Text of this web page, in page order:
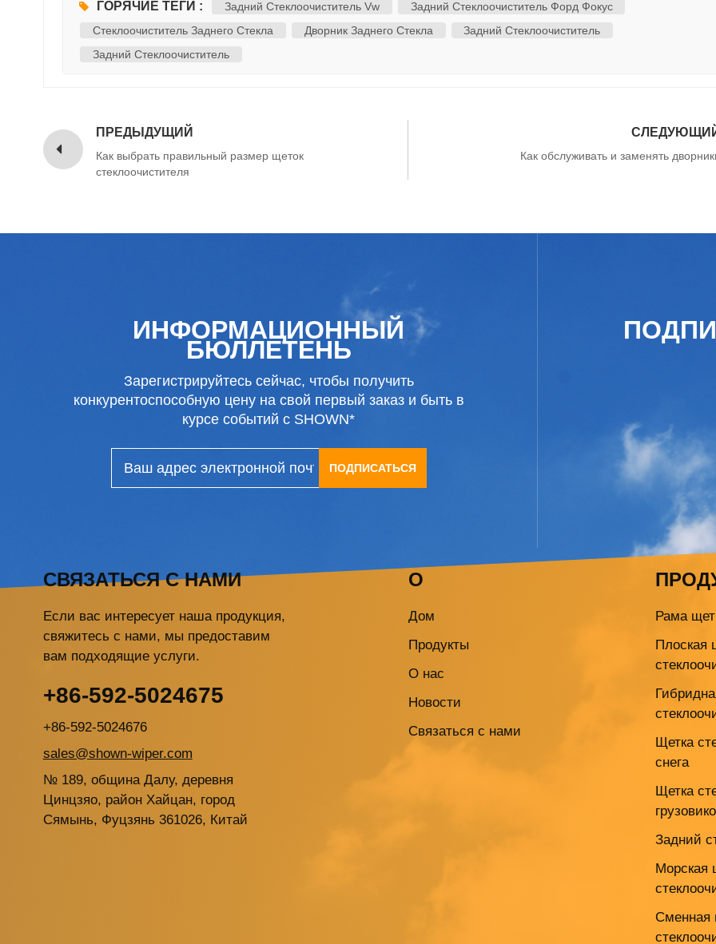
ГОРЯЧИЕ ТЕГИ : Задний Стеклоочиститель Vw
Задний Стеклоочиститель Форд Фокус
Стеклоочиститель Заднего Стекла
Дворник Заднего Стекла
Задний Стеклоочиститель
Задний Стеклоочиститель
ПРЕДЫДУЩИЙ
Как выбрать правильный размер щеток
стеклоочистителя
Как обслуживать и заменять
ИНФОРМАЦИОННЫЙ
БЮЛЛЕТЕНЬ
Зарегистрируйтесь сейчас, чтобы получить
конкурентоспособную цену на свой первый заказ и быть в
курсе событий с SHOWN*
ПОДПИСАТЬСЯ
СВЯЗАТЬСЯ С НАМИ
Если вас интересует наша продукция,
свяжитесь с нами, мы предоставим
вам подходящие услуги.
+86-592-5024675
+86-592-5024676
sales@shown-wiper.com
№ 189, община Далу, деревня
Цинцзяо, район Хайцан, город
Сямынь, Фуцзянь 361026, Китай
О
Дом
Продукты
О нас
Новости
Связаться с нами
Рама
Плоская
Щетка
снега
Щетка
Задний
Морская
Сменная